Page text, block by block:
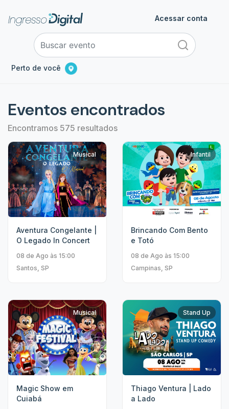
Perto de você
Acessar conta
Eventos encontrados
Encontramos 575 resultados
Musical
Aventura Congelante |
O Legado In Concert
08 de Ago às 15:00
Santos, SP
Infantil
Brincando Com Bento
e Totó
08 de Ago às 15:00
Campinas, SP
Musical
Magic Show em
Cuiabá
Stand Up
Thiago Ventura | Lado
a Lado